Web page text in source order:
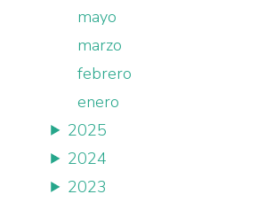
mayo
marzo
febrero
enero
2025
2024
2023